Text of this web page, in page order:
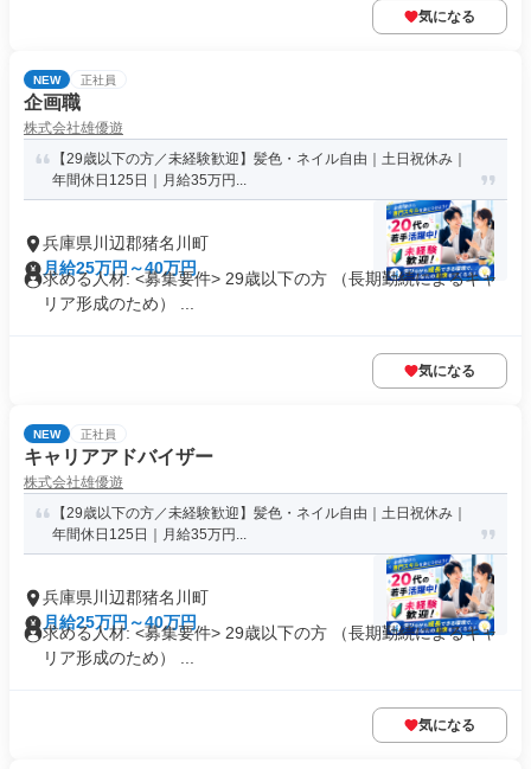
気になる
NEW 正社員
企画職
株式会社雄優遊
【29歳以下の方／未経験歓迎】髪色・ネイル自由｜土日祝休み｜
年間休日125日｜月給35万円...
兵庫県川辺郡猪名川町
月給25万円～40万円
求める人材: <募集要件> 29歳以下の方 （長期勤続によるキャ
リア形成のため） ...
気になる
NEW 正社員
キャリアアドバイザー
株式会社雄優遊
【29歳以下の方／未経験歓迎】髪色・ネイル自由｜土日祝休み｜
年間休日125日｜月給35万円...
兵庫県川辺郡猪名川町
月給25万円～40万円
求める人材: <募集要件> 29歳以下の方 （長期勤続によるキャ
リア形成のため） ...
気になる